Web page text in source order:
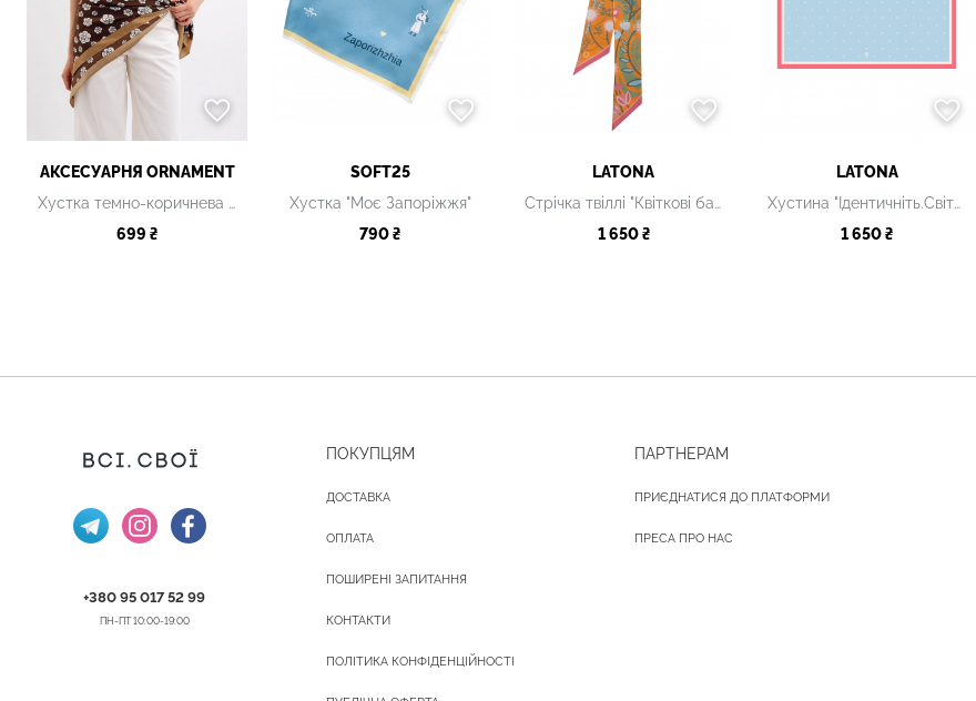
АКСЕСУАРНЯ ОRNAMENT
Хустка темно-коричнева з принтом
699 ₴
SOFT25
Хустка "Моє Запоріжжя"
790 ₴
LATONA
Стрічка твіллі "Квіткові барви.Чорнобривці"
1 650 ₴
LATONA
Хустина "Ідентичніть.Світанок"
1 650 ₴
+380 95 017 52 99
ПН-ПТ 10:00-19:00
ПОКУПЦЯМ
ДОСТАВКА
ОПЛАТА
ПОШИРЕНІ ЗАПИТАННЯ
КОНТАКТИ
ПОЛІТИКА КОНФІДЕНЦІЙНОСТІ
ПАРТНЕРАМ
ПРИЄДНАТИСЯ ДО ПЛАТФОРМИ
ПРЕСА ПРО НАС